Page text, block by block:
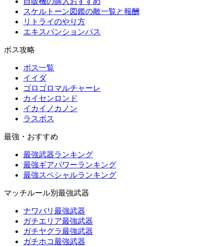
スケルトーン図鑑の敵一覧と報酬
リトライのやり方
エキスパンションパス
ボス攻略
ボス一覧
イイダ
ゴロゴロマルチャーレ
カイセンロンド
イカイノカノン
ラスボス
最強・おすすめ
最強武器ランキング
最強ギアパワーランキング
最強スペシャルランキング
マッチルール別最強武器
ナワバリ最強武器
ガチエリア最強武器
ガチヤグラ最強武器
ガチホコ最強武器